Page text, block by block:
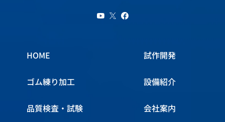
HOME
ゴム練り加工
品質検査・試験
試作開発
設備紹介
会社案内